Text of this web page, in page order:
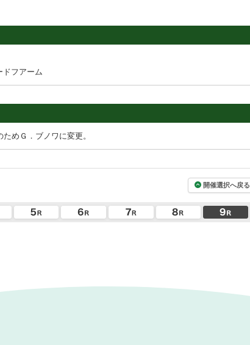
ドフアーム
めＧ．ブノワに変更。
開催選択へ戻る